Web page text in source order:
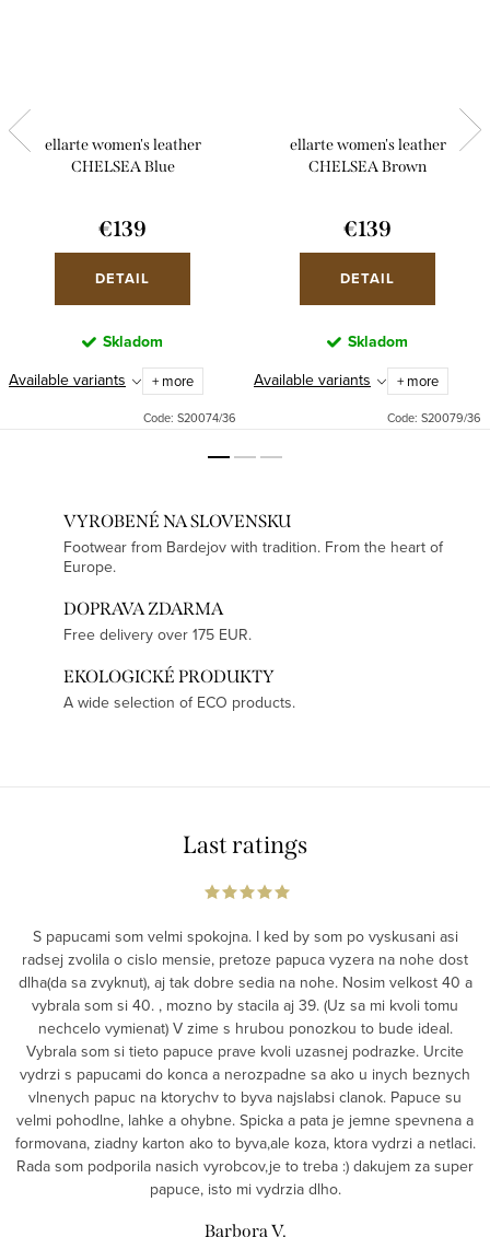
ellarte women's leather
CHELSEA Blue
€139
DETAIL
Skladom
Available variants + more
Code: S20074/36
ellarte women's leather
CHELSEA Brown
€139
DETAIL
Skladom
Available variants + more
Code: S20079/36
VYROBENÉ NA SLOVENSKU
Footwear from Bardejov with tradition. From the heart of
Europe.
DOPRAVA ZDARMA
Free delivery over 175 EUR.
EKOLOGICKÉ PRODUKTY
A wide selection of ECO products.
Last ratings
S papucami som velmi spokojna. I ked by som po vyskusani asi
radsej zvolila o cislo mensie, pretoze papuca vyzera na nohe dost
dlha(da sa zvyknut), aj tak dobre sedia na nohe. Nosim velkost 40 a
vybrala som si 40. , mozno by stacila aj 39. (Uz sa mi kvoli tomu
nechcelo vymienat) V zime s hrubou ponozkou to bude ideal.
Vybrala som si tieto papuce prave kvoli uzasnej podrazke. Urcite
vydrzi s papucami do konca a nerozpadne sa ako u inych beznych
vlnenych papuc na ktorychv to byva najslabsi clanok. Papuce su
velmi pohodlne, lahke a ohybne. Spicka a pata je jemne spevnena a
formovana, ziadny karton ako to byva,ale koza, ktora vydrzi a netlaci.
Rada som podporila nasich vyrobcov,je to treba :) dakujem za super
papuce, isto mi vydrzia dlho.
Barbora V.